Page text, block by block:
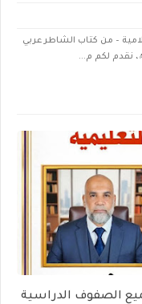
– من كتاب الشاطر عربي
الصفوف الدراسية